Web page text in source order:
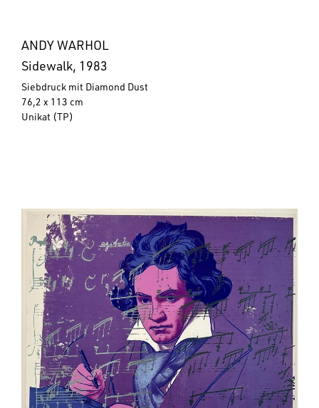
ANDY WARHOL
Sidewalk, 1983
Siebdruck mit Diamond Dust
76,2 x 113 cm
Unikat (TP)